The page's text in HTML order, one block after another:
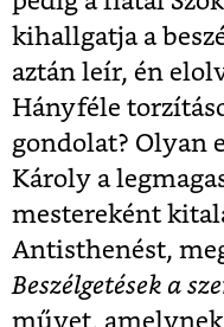
kihallgatja a
aztán leír, én
Hányféle
gondolat? Olyan
Károly a
mestereként
Antisthenést,
Beszélgetések a
művet,